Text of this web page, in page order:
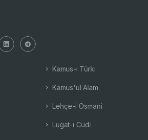
Kamus-ı Türki
Kamus'ul Alam
Lehçe-i Osmani
Lugat-ı Cudi